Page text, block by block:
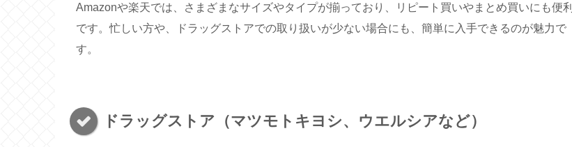
Amazonや楽天では、さまざまなサイズやタイプが揃っており、リピート買いやまとめ買いにも便利
です。忙しい方や、ドラッグストアでの取り扱いが少ない場合にも、簡単に入手できるのが魅力で
す。
ドラッグストア（マツモトキヨシ、ウエルシアなど）